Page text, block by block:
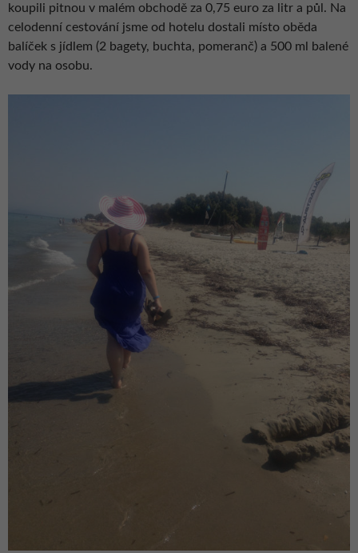
koupili pitnou v malém obchodě za 0,75 euro za litr a půl. Na
celodenní cestování jsme od hotelu dostali místo oběda
balíček s jídlem (2 bagety, buchta, pomeranč) a 500 ml balené
vody na osobu.